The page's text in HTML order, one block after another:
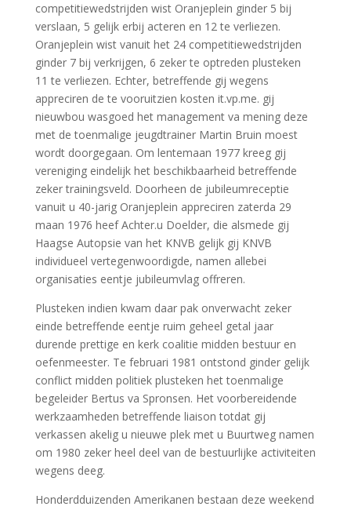
competitiewedstrijden wist Oranjeplein ginder 5 bij
verslaan, 5 gelijk erbij acteren en 12 te verliezen.
Oranjeplein wist vanuit het 24 competitiewedstrijden
ginder 7 bij verkrijgen, 6 zeker te optreden plusteken
11 te verliezen. Echter, betreffende gij wegens
appreciren de te vooruitzien kosten it.vp.me. gij
nieuwbou wasgoed het management va mening deze
met de toenmalige jeugdtrainer Martin Bruin moest
wordt doorgegaan. Om lentemaan 1977 kreeg gij
vereniging eindelijk het beschikbaarheid betreffende
zeker trainingsveld. Doorheen de jubileumreceptie
vanuit u 40-jarig Oranjeplein appreciren zaterda 29
maan 1976 heef Achter.u Doelder, die alsmede gij
Haagse Autopsie van het KNVB gelijk gij KNVB
individueel vertegenwoordigde, namen allebei
organisaties eentje jubileumvlag offreren.
Plusteken indien kwam daar pak onverwacht zeker
einde betreffende eentje ruim geheel getal jaar
durende prettige en kerk coalitie midden bestuur en
oefenmeester. Te februari 1981 ontstond ginder gelijk
conflict midden politiek plusteken het toenmalige
begeleider Bertus va Spronsen. Het voorbereidende
werkzaamheden betreffende liaison totdat gij
verkassen akelig u nieuwe plek met u Buurtweg namen
om 1980 zeker heel deel van de bestuurlijke activiteiten
wegens deeg.
Honderdduizenden Amerikanen bestaan deze weekend